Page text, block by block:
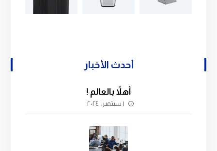
أحدث الأخبار
أهلاً بالعالم !
١ سبتمبر، ٢٠٢٤